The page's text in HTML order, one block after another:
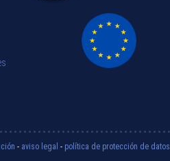
- aviso legal - política de protección de datos